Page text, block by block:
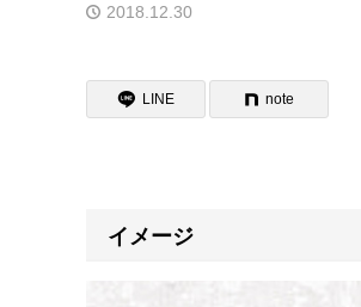
2018.12.30
LINE note
イメージ